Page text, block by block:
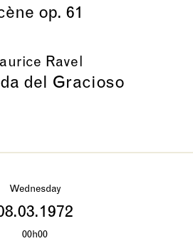
op. 61
Ravel
del Gracioso
Wednesday
00h00